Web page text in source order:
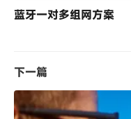
蓝牙一对多组网方案
下一篇